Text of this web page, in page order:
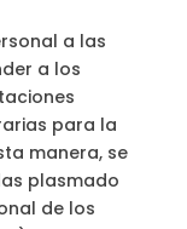
a las
a los
para la
manera, se
plasmado
de los